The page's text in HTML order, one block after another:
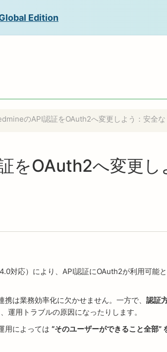
Edition
のAPI認証をOAuth2へ変更しよう：安全
をOAuth2へ変更し
対応）により、API認証にOAuth2が利用可能
は業務効率化に欠かせません。一方で、 認証
運用トラブルの原因になったりします。
用によっては “そのユーザーができること全部”